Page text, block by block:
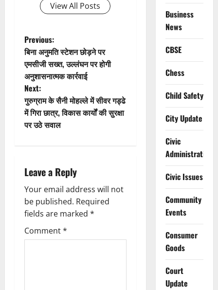
View All Posts
P
o
s
t
n
v
i
g
a
Previous:
बिना अनुमति स्टेशन छोड़ने पर
एमसीजी सख्त, उल्लंघन पर होगी
अनुशासनात्मक कार्रवाई
Next:
गुरुग्राम के सैनी मोहल्ले में सीवर गड्ढे
में गिरा छात्र, विकास कार्यों की सुरक्षा
पर उठे सवाल
Leave a Reply
Your email address will not
be published. Required
fields are marked *
Comment*
Business
News
CBSE
Chess
Child Safety
City Update
Civic
Administration
Civic Issues
Community
Events
Consumer
Goods
Court
Update